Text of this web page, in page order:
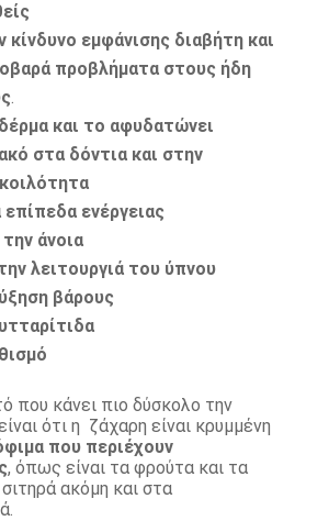
κίνδυνο εμφάνισης διαβήτη και
προβλήματα στους ήδη
.
και το αφυδατώνει
στα δόντια και στην
ενέργειας
άνοια
λειτουργιά του ύπνου
βάρους
που κάνει πιο δύσκολο την
ότι η ζάχαρη είναι κρυμμένη
που περιέχουν
, όπως είναι τα φρούτα και τα
ακόμη και στα